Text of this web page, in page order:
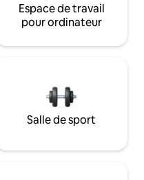
Espace de travail
pour ordinateur
Salle de sport